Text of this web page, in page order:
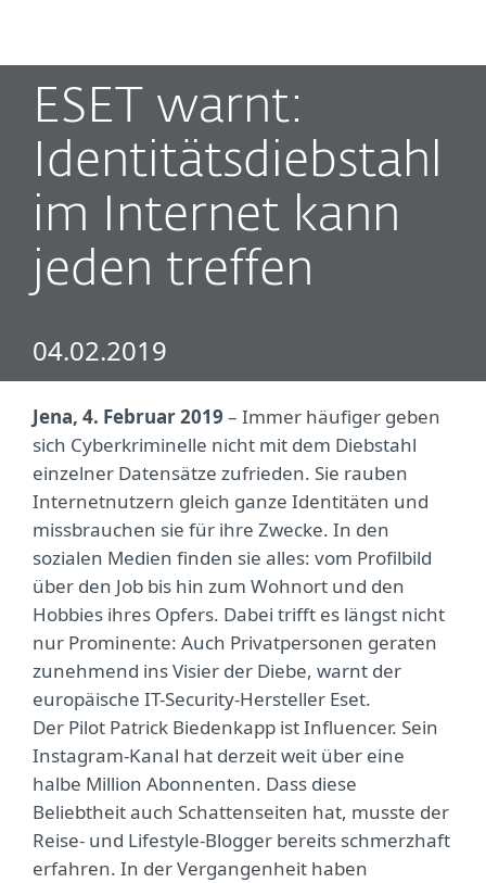
ESET warnt:
Identitätsdiebstahl
im Internet kann
jeden treffen
04.02.2019
Jena, 4. Februar 2019 – Immer häufiger geben
sich Cyberkriminelle nicht mit dem Diebstahl
einzelner Datensätze zufrieden. Sie rauben
Internetnutzern gleich ganze Identitäten und
missbrauchen sie für ihre Zwecke. In den
sozialen Medien finden sie alles: vom Profilbild
über den Job bis hin zum Wohnort und den
Hobbies ihres Opfers. Dabei trifft es längst nicht
nur Prominente: Auch Privatpersonen geraten
zunehmend ins Visier der Diebe, warnt der
europäische IT-Security-Hersteller Eset.
Der Pilot Patrick Biedenkapp ist Influencer. Sein
Instagram-Kanal hat derzeit weit über eine
halbe Million Abonnenten. Dass diese
Beliebtheit auch Schattenseiten hat, musste der
Reise- und Lifestyle-Blogger bereits schmerzhaft
erfahren. In der Vergangenheit haben